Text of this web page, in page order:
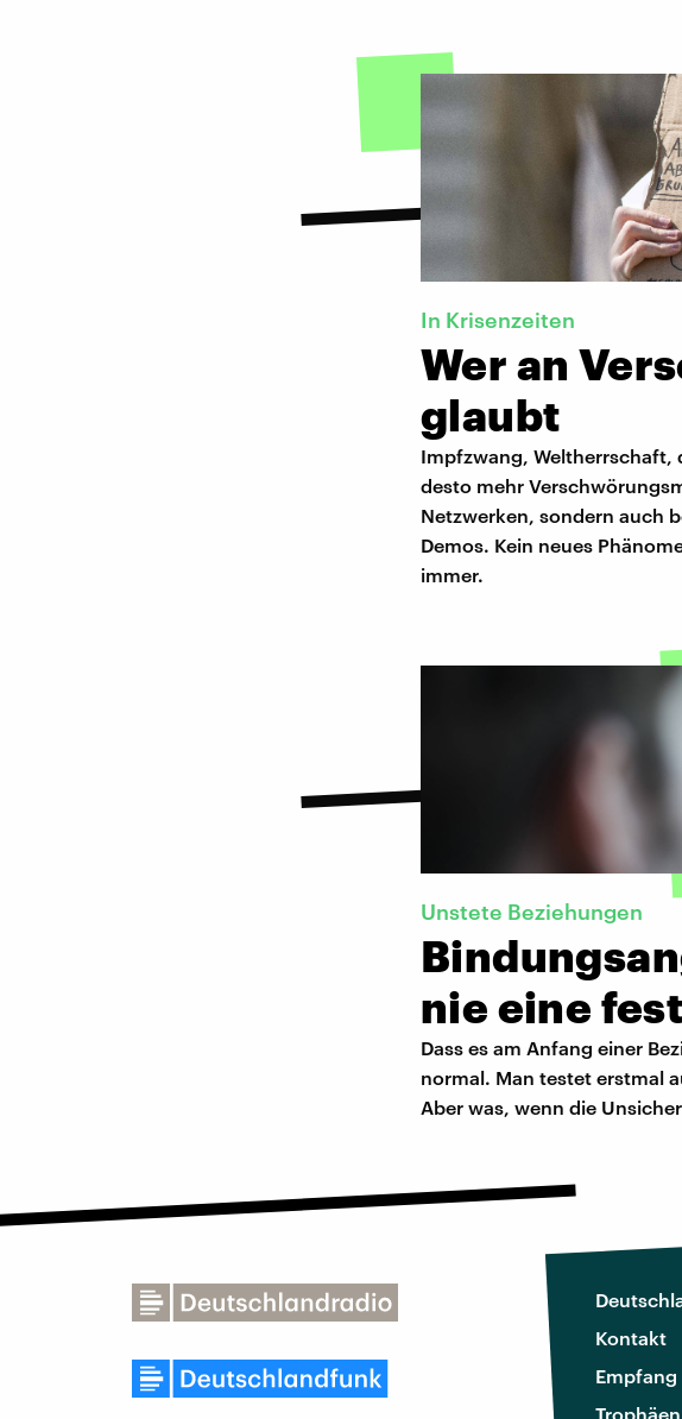
In Krisenzeiten
Wer an
glaubt
Impfzwang, Weltherrschaft,
desto mehr
Netzwerken, sondern auch
Demos. Kein neues
immer.
Unstete Beziehungen
nie eine
Dass es am Anfang einer
normal. Man testet erstmal
Aber was, wenn die
Kontakt
Empfang
Trophäen